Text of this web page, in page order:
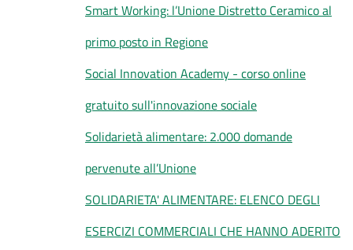
Smart Working: l’Unione Distretto Ceramico al
primo posto in Regione
Social Innovation Academy - corso online
gratuito sull'innovazione sociale
Solidarietà alimentare: 2.000 domande
pervenute all’Unione
SOLIDARIETA' ALIMENTARE: ELENCO DEGLI
ESERCIZI COMMERCIALI CHE HANNO ADERITO